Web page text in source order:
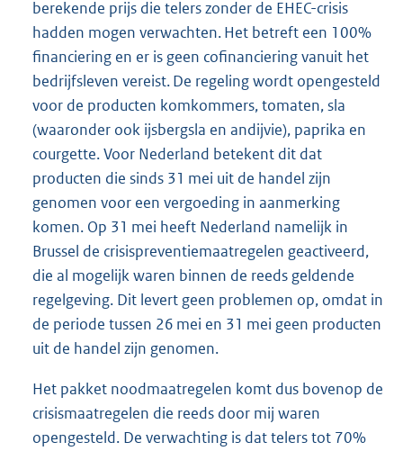
berekende prijs die telers zonder de EHEC-crisis
hadden mogen verwachten. Het betreft een 100%
financiering en er is geen cofinanciering vanuit het
bedrijfsleven vereist. De regeling wordt opengesteld
voor de producten komkommers, tomaten, sla
(waaronder ook ijsbergsla en andijvie), paprika en
courgette. Voor Nederland betekent dit dat
producten die sinds 31 mei uit de handel zijn
genomen voor een vergoeding in aanmerking
komen. Op 31 mei heeft Nederland namelijk in
Brussel de crisispreventiemaatregelen geactiveerd,
die al mogelijk waren binnen de reeds geldende
regelgeving. Dit levert geen problemen op, omdat in
de periode tussen 26 mei en 31 mei geen producten
uit de handel zijn genomen.
Het pakket noodmaatregelen komt dus bovenop de
crisismaatregelen die reeds door mij waren
opengesteld. De verwachting is dat telers tot 70%